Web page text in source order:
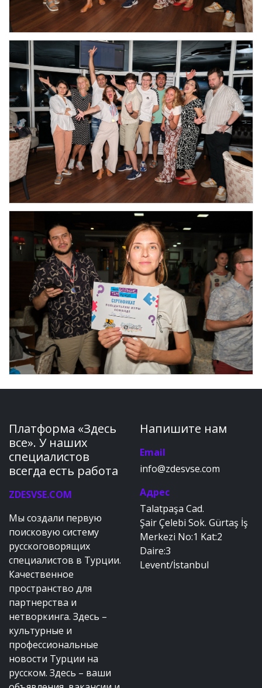
Платформа «Здесь
все». У наших
специалистов
всегда есть работа
ZDESVSE.COM
Мы создали первую
поисковую систему
русскоговорящих
специалистов в Турции.
Качественное
пространство для
партнерства и
нетворкинга. Здесь –
культурные и
профессиональные
новости Турции на
русском. Здесь – ваши
Напишите нам
Email
info@zdesvse.com
Адрес
Talatpaşa Cad.
Şair Çelebi Sok. Gürtaş İş
Merkezi No:1 Kat:2
Daire:3
Levent/İstanbul